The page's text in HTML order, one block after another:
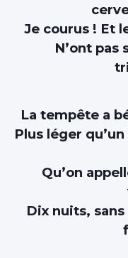
Je courus ! Et
N’ont pas
La tempête a
Plus léger
Qu’on
Dix nuits,